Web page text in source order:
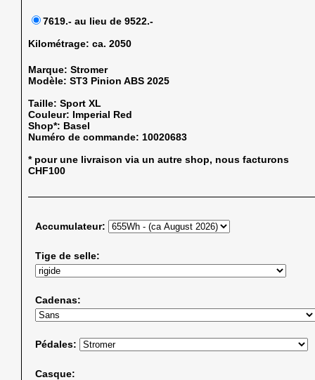
7619.- au lieu de 9522.-
Kilométrage: ca. 2050
Marque:Stromer
Modèle:ST3 Pinion ABS 2025
Taille:Sport XL
Couleur: Imperial Red
Shop*: Basel
Numéro de commande: 10020683
* pour une livraison via un autre shop, nous facturons
CHF100
Accumulateur:
Tige de selle:
Cadenas:
Pédales:
Casque: